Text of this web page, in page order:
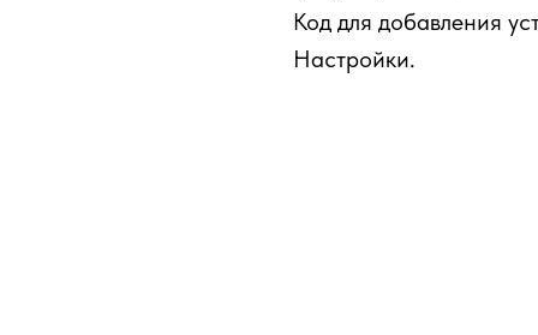
Код для добавления
Настройки.